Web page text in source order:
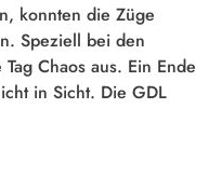
konnten die Züge
Speziell bei den
Chaos aus. Ein Ende
in Sicht. Die GDL